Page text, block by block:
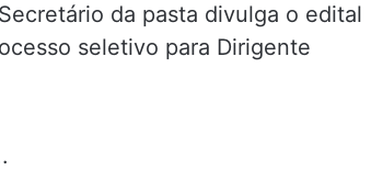
da pasta divulga o edital
seletivo para Dirigente